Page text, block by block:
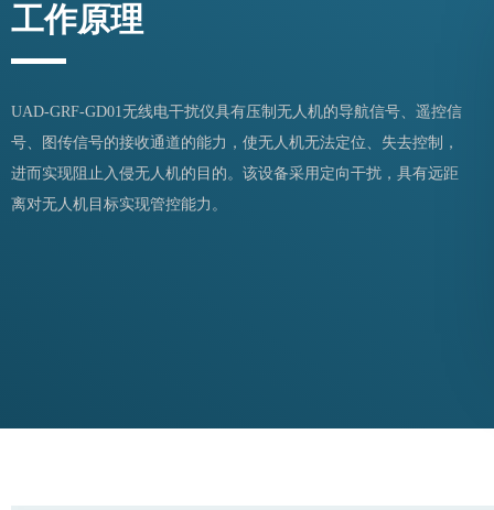
工作原理
UAD-GRF-GD01无线电干扰仪具有压制无人机的导航信号、遥控信
号、图传信号的接收通道的能力，使无人机无法定位、失去控制，
进而实现阻止入侵无人机的目的。该设备采用定向干扰，具有远距
离对无人机目标实现管控能力。